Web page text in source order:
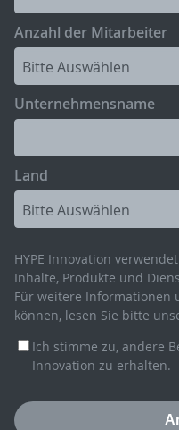
Anzahl der Mitarbeiter
Unternehmensname
Land
HYPE Innovation
Inhalte, Produkte und
Für weitere Informationen
können, lesen Sie bitte
Ich stimme zu, andere
Innovation zu erhalten.